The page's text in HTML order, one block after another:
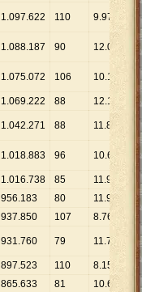
1.097.622 110 9.978
1.088.187 90 12.091
1.075.072 106 10.142
1.069.222 88 12.150
1.042.271 88 11.844
1.018.883 96 10.613
1.016.738 85 11.962
956.183 80 11.952
937.850 107 8.765
931.760 79 11.794
897.523 110 8.159
865.633 81 10.687